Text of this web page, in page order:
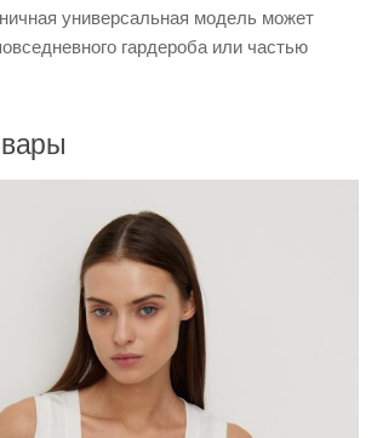
универсальная модель может
гардероба или частью